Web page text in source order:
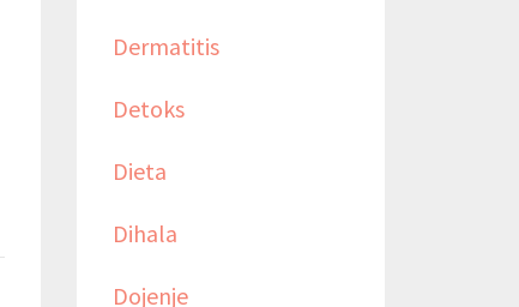
Dermatitis
Detoks
Dieta
Dihala
Dojenje